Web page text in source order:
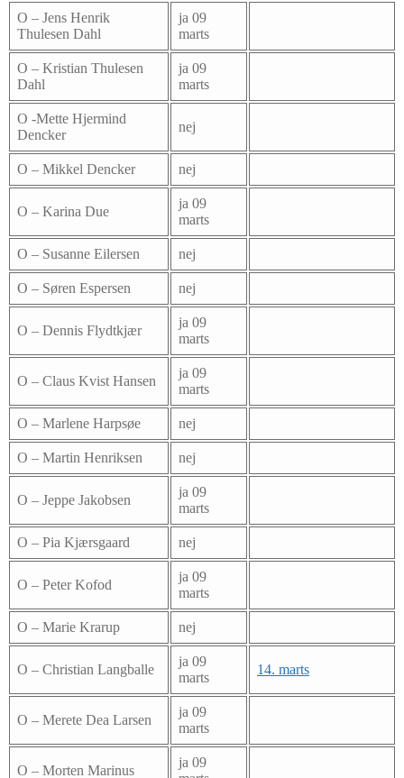
O – Jens Henrik
Thulesen Dahl
ja 09
marts
O – Kristian Thulesen
Dahl
ja 09
marts
O -Mette Hjermind
Dencker
nej
O – Mikkel Dencker nej
O – Karina Due
ja 09
marts
O – Susanne Eilersen nej
O – Søren Espersen nej
O – Dennis Flydtkjær
ja 09
marts
O – Claus Kvist Hansen
ja 09
marts
O – Marlene Harpsøe nej
O – Martin Henriksen nej
O – Jeppe Jakobsen
ja 09
marts
O – Pia Kjærsgaard nej
O – Peter Kofod
ja 09
marts
O – Marie Krarup nej
O – Christian Langballe
ja 09
marts
14. marts
O – Merete Dea Larsen
ja 09
marts
O – Morten Marinus
ja 09